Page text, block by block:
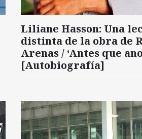
Liliane Hasson: Una
distinta de la obra de
Arenas / ‘Antes que
[Autobiografía]